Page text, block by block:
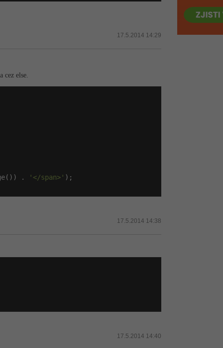
17.5.2014 14:29
cez else.
. '</span>' );
17.5.2014 14:38
17.5.2014 14:40